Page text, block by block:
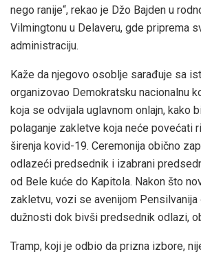
nego ranije“, rekao je Džo Bajden u
Vilmingtonu u Delaveru, gde priprema
administraciju.
Kaže da njegovo osoblje sarađuje sa
organizovao Demokratsku nacionalnu
koja se odvijala uglavnom onlajn, kako
polaganje zakletve koja neće povećati
širenja kovid-19. Ceremonija obično
odlazeći predsednik i izabrani
od Bele kuće do Kapitola. Nakon što
zakletvu, vozi se avenijom
dužnosti dok bivši predsednik odlazi,
Tramp, koji je odbio da prizna izbore,